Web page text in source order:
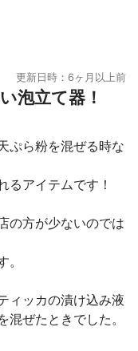
更新日時：6ヶ月以上前
泡立て器！
ぷら粉を混ぜる時な
るアイテムです！
の方が少ないのでは
ィッカの漬け込み液
ぜたときでした。